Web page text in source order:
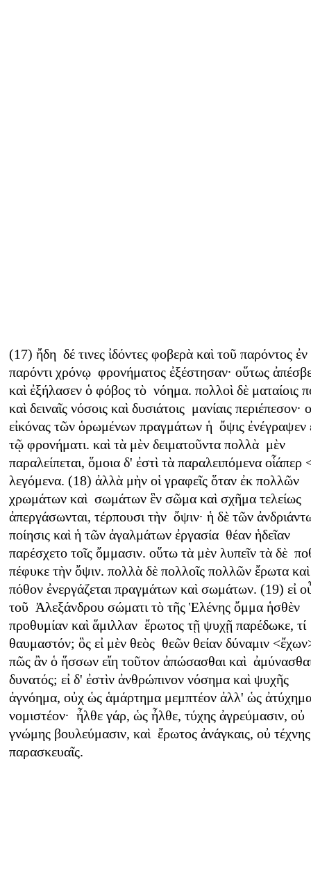
(17) ἤδη δέ τινες ἰδόντες φοβερὰ καὶ τοῦ παρόντος
παρόντι χρόνῳ φρονήματος ἐξέστησαν· οὕτως
καὶ ἐξήλασεν ὁ φόβος τὸ νόημα. πολλοὶ δὲ ματαίοις
καὶ δειναῖς νόσοις καὶ δυσιάτοις μανίαις περιέπεσον·
εἰκόνας τῶν ὁρωμένων πραγμάτων ἡ ὄψις ἐνέγραψεν
τῷ φρονήματι. καὶ τὰ μὲν δειματοῦντα πολλὰ μὲν
παραλείπεται, ὅμοια δ' ἐστὶ τὰ παραλειπόμενα οἷάπερ
λεγόμενα. (18) ἀλλὰ μὴν οἱ γραφεῖς ὅταν ἐκ πολλῶν
χρωμάτων καὶ σωμάτων ἓν σῶμα καὶ σχῆμα τελείως
ἀπεργάσωνται, τέρπουσι τὴν ὄψιν· ἡ δὲ τῶν
ποίησις καὶ ἡ τῶν ἀγαλμάτων ἐργασία θέαν ἡδεῖαν
παρέσχετο τοῖς ὄμμασιν. οὕτω τὰ μὲν λυπεῖν τὰ δὲ
πέφυκε τὴν ὄψιν. πολλὰ δὲ πολλοῖς πολλῶν ἔρωτα
πόθον ἐνεργάζεται πραγμάτων καὶ σωμάτων. (19) εἰ
τοῦ Ἀλεξάνδρου σώματι τὸ τῆς Ἑλένης ὄμμα ἡσθὲν
προθυμίαν καὶ ἅμιλλαν ἔρωτος τῇ ψυχῇ παρέδωκε, τί
θαυμαστόν; ὃς εἰ μὲν θεὸς θεῶν θείαν δύναμιν
πῶς ἂν ὁ ἥσσων εἴη τοῦτον ἀπώσασθαι καὶ
δυνατός; εἰ δ' ἐστὶν ἀνθρώπινον νόσημα καὶ ψυχῆς
ἀγνόημα, οὐχ ὡς ἁμάρτημα μεμπτέον ἀλλ' ὡς
νομιστέον· ἦλθε γάρ, ὡς ἦλθε, τύχης ἀγρεύμασιν, οὐ
γνώμης βουλεύμασιν, καὶ ἔρωτος ἀνάγκαις, οὐ τέχνης
παρασκευαῖς.